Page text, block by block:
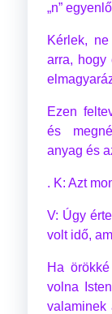
„n”
Kérlek,
arra, hogy
Ezen
és
anyag és
. K: Azt
V: Úgy
volt idő,
Ha
volna
valaminek